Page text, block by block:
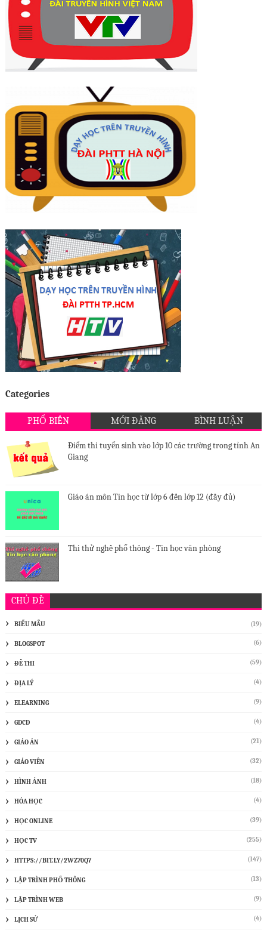
Categories
PHỔ BIẾN MỚI ĐĂNG BÌNH LUẬN
Điểm thi tuyển sinh vào lớp 10 các trường trong tỉnh An
Giang
Giáo án môn Tin học từ lớp 6 đến lớp 12 (đầy đủ)
Thi thử nghề phổ thông - Tin học văn phòng
CHỦ ĐỀ
BIỂU MẪU (19)
BLOGSPOT (6)
ĐỀ THI (59)
ĐỊA LÝ (4)
ELEARNING (9)
GDCD (4)
GIÁO ÁN (21)
GIÁO VIÊN (32)
HÌNH ẢNH (18)
HÓA HỌC (4)
HỌC ONLINE (39)
HỌC TV (255)
HTTPS://BIT.LY/2WZ70Q7 (147)
LẬP TRÌNH PHỔ THÔNG (13)
LẬP TRÌNH WEB (9)
LỊCH SỬ (4)